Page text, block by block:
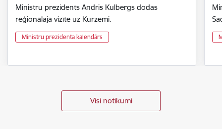
Ministru prezidents Andris Kulbergs dodas
reģionālajā vizītē uz Kurzemi.
Ministru prezidenta kalendārs
Visi notikumi